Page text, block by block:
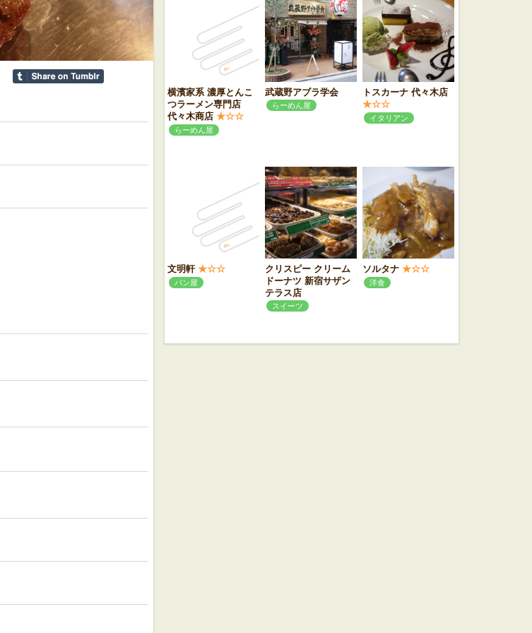
横濱家系 濃厚とんこ
つラーメン専門店
代々木商店 ★☆☆
らーめん屋
武蔵野アブラ学会
らーめん屋
トスカーナ 代々木店
★☆☆
イタリアン
文明軒 ★☆☆
パン屋
クリスピー クリーム
ドーナツ 新宿サザン
テラス店
スイーツ
ソルタナ ★☆☆
洋食